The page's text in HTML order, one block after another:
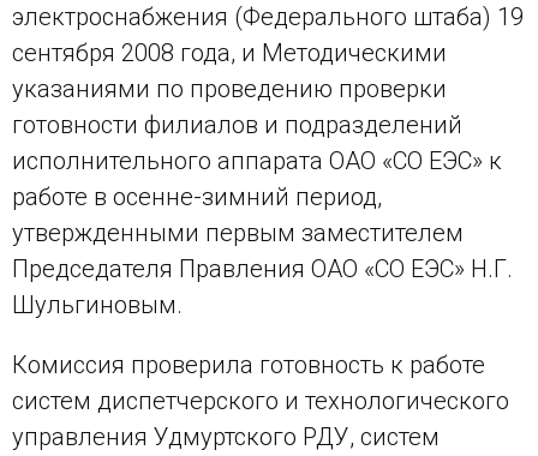
электроснабжения (Федерального штаба) 19
сентября 2008 года, и Методическими
указаниями по проведению проверки
готовности филиалов и подразделений
исполнительного аппарата ОАО «СО ЕЭС» к
работе в осенне-зимний период,
утвержденными первым заместителем
Председателя Правления ОАО «СО ЕЭС» Н.Г.
Шульгиновым.
Комиссия проверила готовность к работе
систем диспетчерского и технологического
управления Удмуртского РДУ, систем